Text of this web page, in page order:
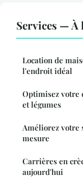
Services — À
Location de
l'endroit idéal
Optimisez votre
et légumes
Améliorez votre
mesure
Carrières en
aujourd'hui